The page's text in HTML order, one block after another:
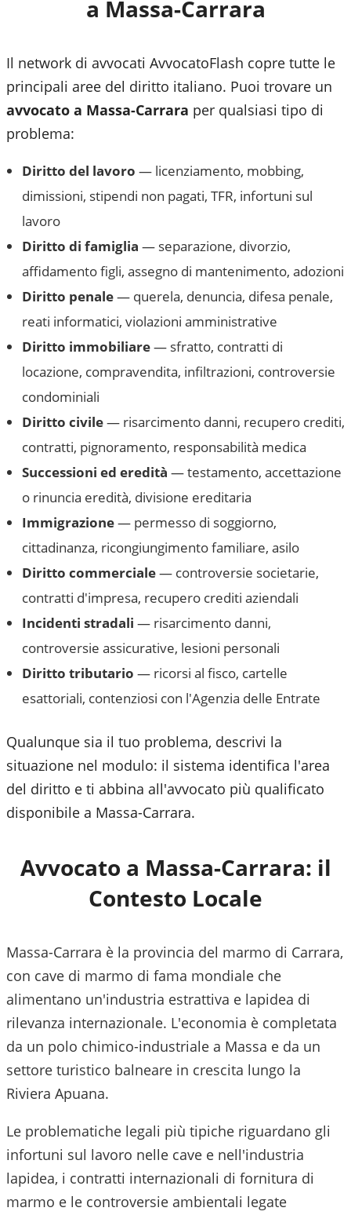
a Massa-Carrara
Il network di avvocati AvvocatoFlash copre tutte le
principali aree del diritto italiano. Puoi trovare un
avvocato a Massa-Carrara per qualsiasi tipo di
problema:
Diritto del lavoro — licenziamento, mobbing,
dimissioni, stipendi non pagati, TFR, infortuni sul
lavoro
Diritto di famiglia — separazione, divorzio,
affidamento figli, assegno di mantenimento, adozioni
Diritto penale— querela, denuncia, difesa penale,
reati informatici, violazioni amministrative
Diritto immobiliare— sfratto, contratti di
locazione, compravendita, infiltrazioni, controversie
condominiali
Diritto civile— risarcimento danni, recupero crediti,
contratti, pignoramento, responsabilità medica
Successioni ed eredità — testamento, accettazione
o rinuncia eredità, divisione ereditaria
Immigrazione— permesso di soggiorno,
cittadinanza, ricongiungimento familiare, asilo
Diritto commerciale— controversie societarie,
contratti d'impresa, recupero crediti aziendali
Incidenti stradali — risarcimento danni,
controversie assicurative, lesioni personali
Diritto tributario — ricorsi al fisco, cartelle
esattoriali, contenziosi con l'Agenzia delle Entrate
Qualunque sia il tuo problema, descrivi la
situazione nel modulo: il sistema identifica l'area
del diritto e ti abbina all'avvocato più qualificato
disponibile a Massa-Carrara.
Avvocato a Massa-Carrara: il
Contesto Locale
Massa-Carrara è la provincia del marmo di Carrara,
con cave di marmo di fama mondiale che
alimentano un'industria estrattiva e lapidea di
rilevanza internazionale. L'economia è completata
da un polo chimico-industriale a Massa e da un
settore turistico balneare in crescita lungo la
Riviera Apuana.
Le problematiche legali più tipiche riguardano gli
infortuni sul lavoro nelle cave e nell'industria
lapidea, i contratti internazionali di fornitura di
marmo e le controversie ambientali legate